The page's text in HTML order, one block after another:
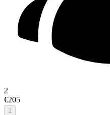
2
€205
1